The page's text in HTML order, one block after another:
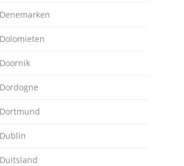
Denemarken
Dolomieten
Doornik
Dordogne
Dortmund
Dublin
Duitsland